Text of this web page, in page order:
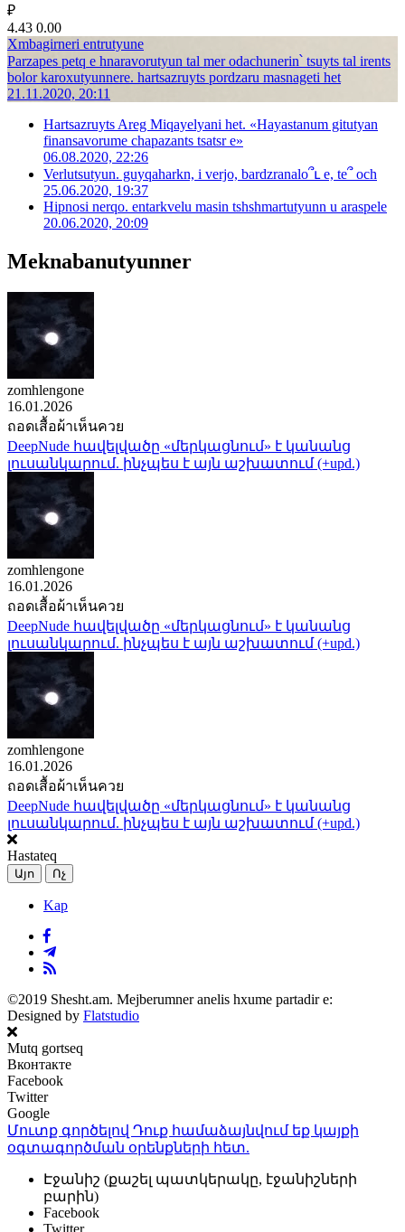
₽
4.43 0.00
Xmbagirneri entrutyune
Parzapes petq e hnaravorutyun tal mer odachunerin՝ tsuyts tal irents
bolor karoxutyunnere. hartsazruyts pordzaru masnageti het
21.11.2020, 20:11
Hartsazruyts Areg Miqayelyani het. «Hayastanum gitutyan
finansavorume chapazants tsatsr e»
06.08.2020, 22:26
Verlutsutyun. guyqaharkn, i verjo, bardzranalo՞ւ e, te՞ och
25.06.2020, 19:37
Hipnosi nerqo. entarkvelu masin tshshmartutyunn u araspele
20.06.2020, 20:09
Meknabanutyunner
zomhlengone
16.01.2026
ถอดเสื้อผ้าเห็นควย
DeepNude հավելվածը «մերկացնում» է կանանց
լուսանկարում. ինչպես է այն աշխատում (+upd.)
zomhlengone
16.01.2026
ถอดเสื้อผ้าเห็นควย
DeepNude հավելվածը «մերկացնում» է կանանց
լուսանկարում. ինչպես է այն աշխատում (+upd.)
zomhlengone
16.01.2026
ถอดเสื้อผ้าเห็นควย
DeepNude հավելվածը «մերկացնում» է կանանց
լուսանկարում. ինչպես է այն աշխատում (+upd.)
Hastateq
Այո Ոչ
Kap
©2019 Shesht.am. Mejberumner anelis hxume partadir e:
Designed by Flatstudio
Mutq gortseq
Вконтакте
Facebook
Twitter
Google
Մուտք գործելով Դուք համաձայնվում եք կայքի
օգտագործման օրենքների հետ.
Էջանիշ (քաշել պատկերակը, էջանիշների
բարին)
Facebook
Twitter